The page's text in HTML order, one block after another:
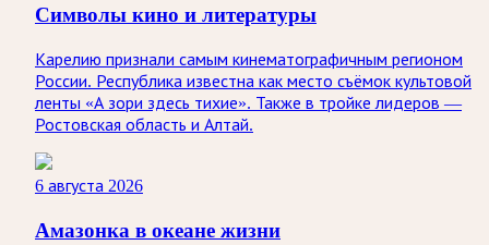
Символы кино и литературы
Карелию признали самым кинематографичным регионом
России. Республика известна как место съёмок культовой
ленты «А зори здесь тихие». Также в тройке лидеров —
Ростовская область и Алтай.
6 августа 2026
Амазонка в океане жизни